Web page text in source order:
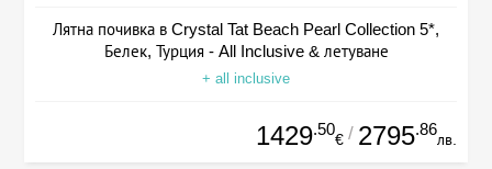
Лятна почивка в Crystal Tat Beach Pearl Collection 5*,
Белек, Турция - All Inclusive & летуване
+ all inclusive
1429.50
€ / 2795.86
лв.